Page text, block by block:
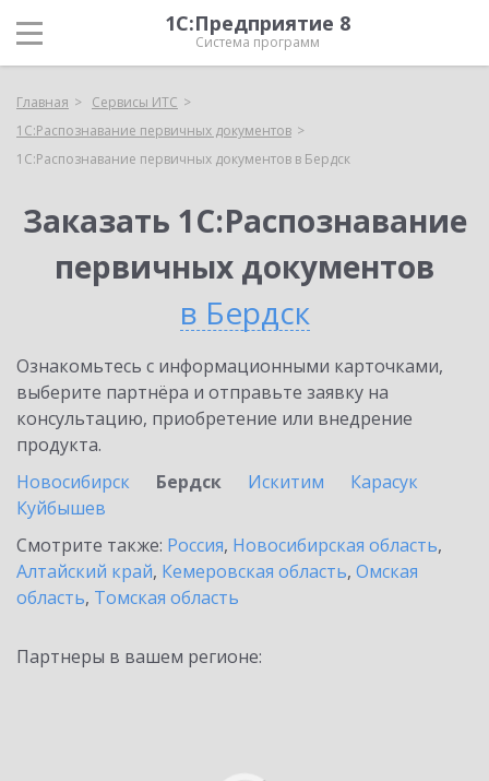
1С:Предприятие 8
Система программ
Главная
Сервисы ИТС
1С:Распознавание первичных документов
1С:Распознавание первичных документов в Бердск
Заказать 1С:Распознавание
первичных документов
в Бердск
Ознакомьтесь с информационными карточками,
выберите партнёра и отправьте заявку на
консультацию, приобретение или внедрение
продукта.
Новосибирск
Бердск Искитим
Карасук
Куйбышев
Смотрите также: Россия, Новосибирская область,
Алтайский край, Кемеровская область, Омская
область, Томская область
Партнеры в вашем регионе: